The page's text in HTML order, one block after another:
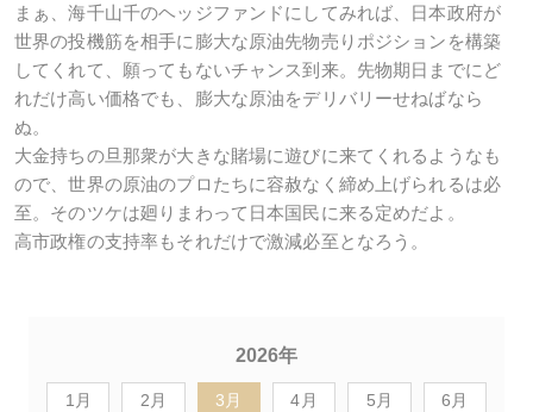
まぁ、海千山千のヘッジファンドにしてみれば、日本政府が
世界の投機筋を相手に膨大な原油先物売りポジションを構築
してくれて、願ってもないチャンス到来。先物期日までにど
れだけ高い価格でも、膨大な原油をデリバリーせねばなら
ぬ。
大金持ちの旦那衆が大きな賭場に遊びに来てくれるようなも
ので、世界の原油のプロたちに容赦なく締め上げられるは必
至。そのツケは廻りまわって日本国民に来る定めだよ。
高市政権の支持率もそれだけで激減必至となろう。
2026年
1月 2月 3月 4月 5月 6月